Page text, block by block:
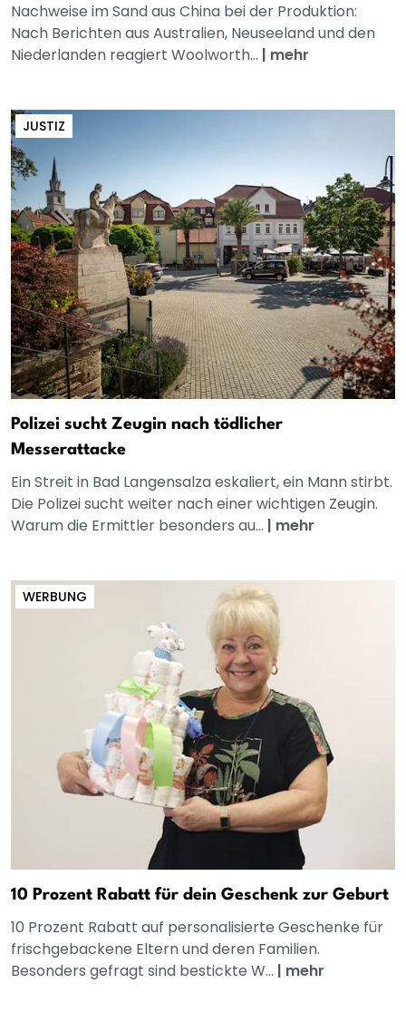
Nachweise im Sand aus China bei der Produktion:
Nach Berichten aus Australien, Neuseeland und den
Niederlanden reagiert Woolworth... | mehr
JUSTIZ
Polizei sucht Zeugin nach tödlicher
Messerattacke
Ein Streit in Bad Langensalza eskaliert, ein Mann stirbt.
Die Polizei sucht weiter nach einer wichtigen Zeugin.
Warum die Ermittler besonders au... | mehr
WERBUNG
10 Prozent Rabatt für dein Geschenk zur Geburt
10 Prozent Rabatt auf personalisierte Geschenke für
frischgebackene Eltern und deren Familien.
Besonders gefragt sind bestickte W... | mehr